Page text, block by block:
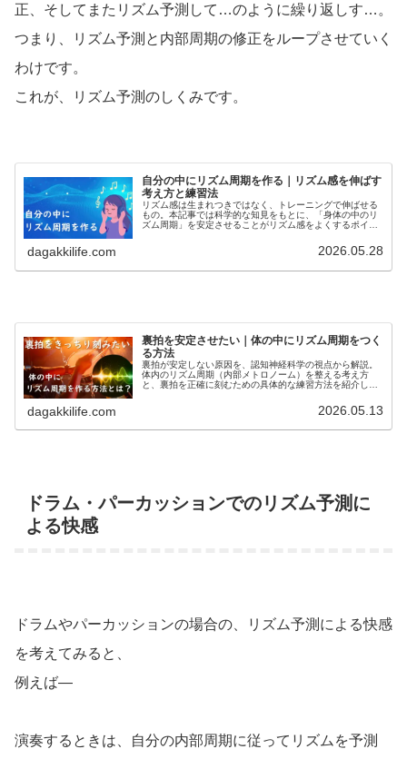
正、そしてまたリズム予測して…のように繰り返しす…。
つまり、リズム予測と内部周期の修正をループさせていく
わけです。
これが、リズム予測のしくみです。
自分の中にリズム周期を作る｜リズム感を伸ばす
考え方と練習法
リズム感は生まれつきではなく、トレーニングで伸ばせる
もの。本記事では科学的な知見をもとに、「身体の中のリ
ズム周期」を安定させることがリズム感をよくするポイン
使ってリズムをとることが効果的なこと、練習で意識でき
dagakkilife.com 2026.05.28
裏拍を安定させたい｜体の中にリズム周期をつく
る方法
裏拍が安定しない原因を、認知神経科学の視点から解説。
体内のリズム周期（内部メトロノーム）を整える考え方
と、裏拍を正確に刻むための具体的な練習方法を紹介しま
dagakkilife.com 2026.05.13
ドラム・パーカッションでのリズム予測に
よる快感
ドラムやパーカッションの場合の、リズム予測による快感
を考えてみると、
例えば―
演奏するときは、自分の内部周期に従ってリズムを予測